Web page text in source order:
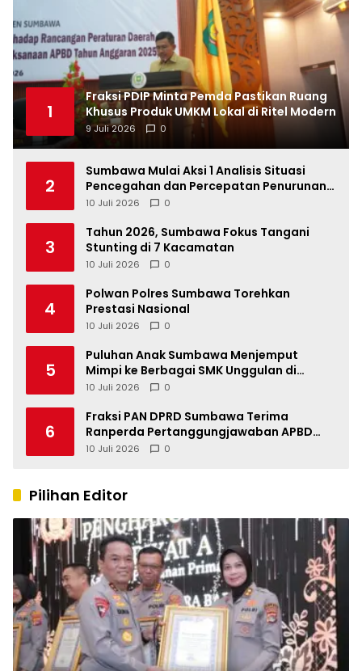
1
Fraksi PDIP Minta Pemda Pastikan Ruang
Khusus Produk UMKM Lokal di Ritel Modern
9 Juli 2026 0
2
Sumbawa Mulai Aksi 1 Analisis Situasi
Pencegahan dan Percepatan Penurunan
Stunting Tahun 2026
10 Juli 2026 0
3
Tahun 2026, Sumbawa Fokus Tangani
Stunting di 7 Kacamatan
10 Juli 2026 0
4
Polwan Polres Sumbawa Torehkan
Prestasi Nasional
10 Juli 2026 0
5
Puluhan Anak Sumbawa Menjemput
Mimpi ke Berbagai SMK Unggulan di
Indonesia
10 Juli 2026 0
6
Fraksi PAN DPRD Sumbawa Terima
Ranperda Pertanggungjawaban APBD
2025, Soroti SILPA Rp201,68 Miliar dan
10 Juli 2026 0
Pilihan Editor